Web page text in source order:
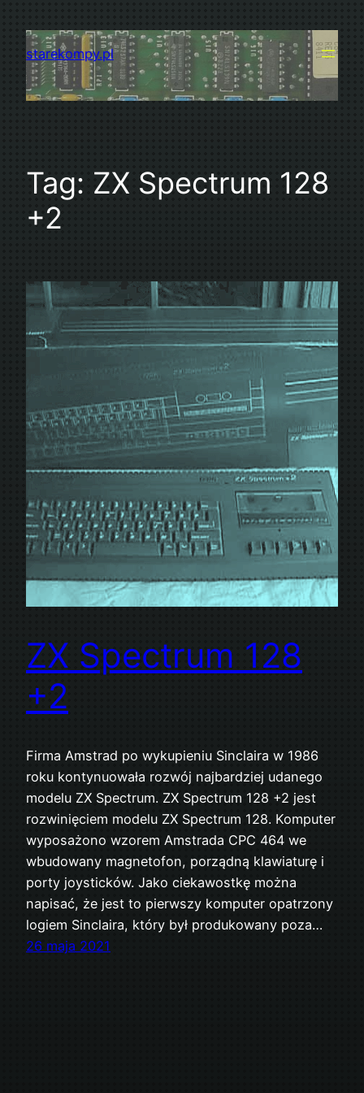
treścistarekompy.pl
Tag: ZX Spectrum 128
+2
ZX Spectrum 128
+2
Firma Amstrad po wykupieniu Sinclaira w 1986
roku kontynuowała rozwój najbardziej udanego
modelu ZX Spectrum. ZX Spectrum 128 +2 jest
rozwinięciem modelu ZX Spectrum 128. Komputer
wyposażono wzorem Amstrada CPC 464 we
wbudowany magnetofon, porządną klawiaturę i
porty joysticków. Jako ciekawostkę można
napisać, że jest to pierwszy komputer opatrzony
logiem Sinclaira, który był produkowany poza…
26 maja 2021